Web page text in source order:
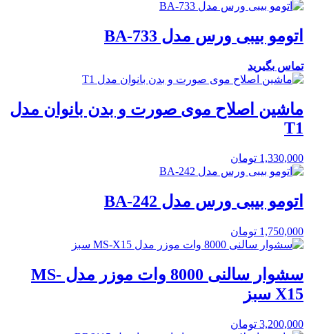
اتومو بیبی ورس مدل BA-733
تماس بگیرید
ماشین اصلاح موی صورت و بدن بانوان مدل
T1
1,330,000 تومان
اتومو بیبی ورس مدل BA-242
1,750,000 تومان
سشوار سالنی 8000 وات موزر مدل MS-
X15 سبز
3,200,000 تومان